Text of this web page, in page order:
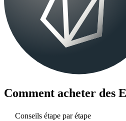
Comment acheter des
Conseils étape par étape